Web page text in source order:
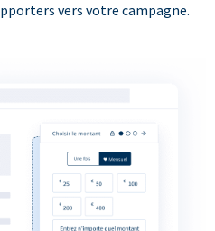
vers votre campagne.